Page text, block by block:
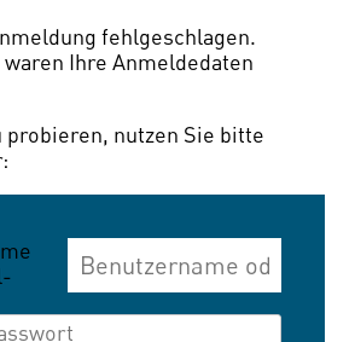
fehlgeschlagen.
Ihre Anmeldedaten
probieren, nutzen Sie bitte